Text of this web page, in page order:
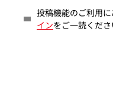
投稿機能のご利用
インをご一読くださ